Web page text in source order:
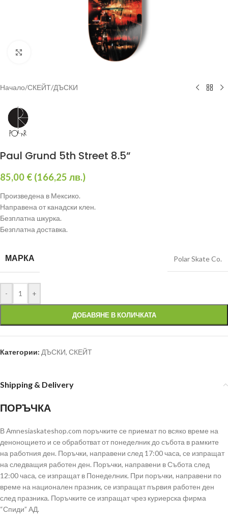
Начало/СКЕЙТ/ДЪСКИ
Paul Grund 5th Street 8.5“
85,00 € (166,25 лв.)
Произведена в Мексико.
Направена от канадски клен.
Безплатна шкурка.
Безплатна доставка.
МАРКА Polar Skate Co.
- +
ДОБАВЯНЕ В КОЛИЧКАТА
Категории: ДЪСКИ, СКЕЙТ
Shipping & Delivery
ПОРЪЧКА
В Аmnesiaskateshop.com поръчките се приемат по всяко време на
денонощието и се обработват от понеделник до събота в рамките
на работния ден. Поръчки, направени след 17:00 часа, се изпращат
на следващия работен ден. Поръчки, направени в Събота след
12:00 часа, се изпращат в Понеделник. При поръчки, направени по
време на национален празник, се изпращат първия работен ден
след празника. Поръчките се изпращат чрез куриерска фирма
“Спиди” АД.